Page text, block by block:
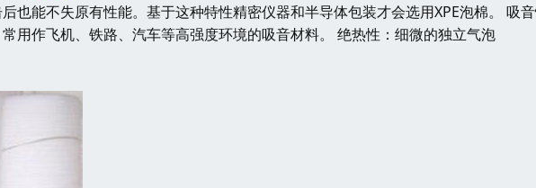
也能不失原有性能。基于这种特性精密仪器和半导体包装才会选用XPE泡棉。 吸
用作飞机、铁路、汽车等高强度环境的吸音材料。 绝热性：细微的独立气泡